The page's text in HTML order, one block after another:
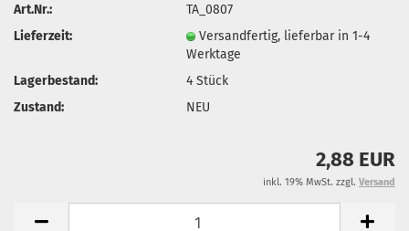
Art.Nr.:
TA_0807
Lieferzeit:
Versandfertig, lieferbar in 1-4
Werktage
Lagerbestand:
4Stück
Zustand:
NEU
2,88 EUR
inkl. 19% MwSt. zzgl. Versand